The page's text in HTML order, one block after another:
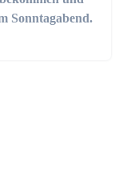
Sonntagabend.